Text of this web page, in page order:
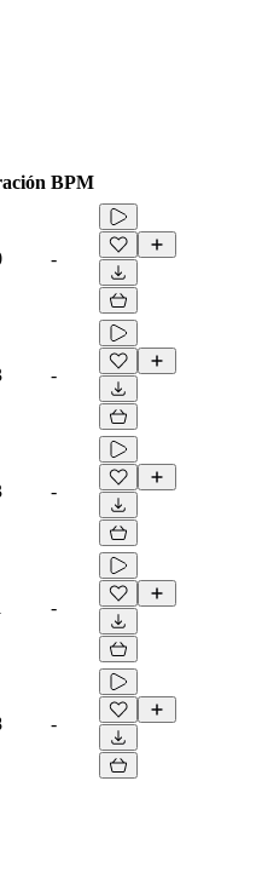
BPM
-
-
-
-
-